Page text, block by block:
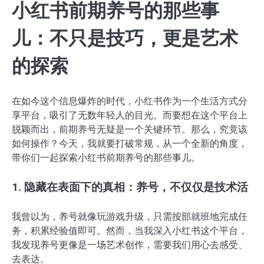
小红书前期养号的那些事
儿：不只是技巧，更是艺术
的探索
在如今这个信息爆炸的时代，小红书作为一个生活方式分
享平台，吸引了无数年轻人的目光。而要想在这个平台上
脱颖而出，前期养号无疑是一个关键环节。那么，究竟该
如何操作？今天，我就要打破常规，从一个全新的角度，
带你们一起探索小红书前期养号的那些事儿。
1. 隐藏在表面下的真相：养号，不仅仅是技术活
我曾以为，养号就像玩游戏升级，只需按部就班地完成任
务，积累经验值即可。然而，当我深入小红书这个平台，
我发现养号更像是一场艺术创作，需要我们用心去感受、
去表达。